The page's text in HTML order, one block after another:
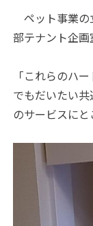
ペット事業の
部テナント企画
「これらのハ
でもだいたい
のサービスにと